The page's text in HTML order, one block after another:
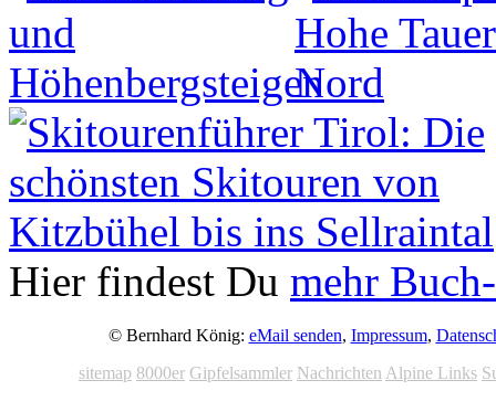
Hier findest Du mehr
© Bernhard König: eMail senden, Impressum,
sitemap 8000er Gipfelsammler Nachrichten Alpine Links